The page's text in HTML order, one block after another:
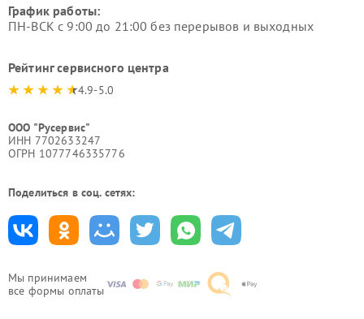
Мы принимаем
все формы оплаты
График работы:
ПН-ВСК с 9:00 до 21:00 без перерывов и выходных
Рейтинг сервисного центра
4.9-5.0
ООО "Русервис"
ИНН 7702633247
ОГРН 1077746335776
Поделиться в соц. сетях: